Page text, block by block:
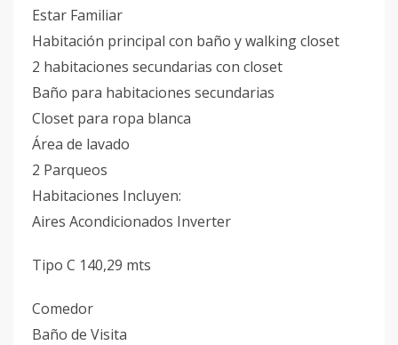
Estar Familiar
Habitación principal con baño y walking closet
2 habitaciones secundarias con closet
Baño para habitaciones secundarias
Closet para ropa blanca
Área de lavado
2 Parqueos
Habitaciones Incluyen:
Aires Acondicionados Inverter
Tipo C 140,29 mts
Comedor
Baño de Visita